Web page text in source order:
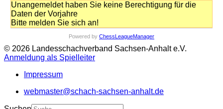
Unangemeldet haben Sie keine Berechtigung für die
Daten der Vorjahre
Bitte melden Sie sich an!
Powered by ChessLeagueManager
© 2026 Landesschachverband Sachsen-Anhalt e.V.
Anmeldung als Spielleiter
Impressum
webmaster@schach-sachsen-anhalt.de